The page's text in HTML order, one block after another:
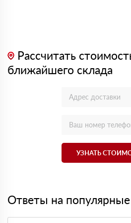
Рассчитать
ближайшего склада
УЗНАТЬ
Ответы на